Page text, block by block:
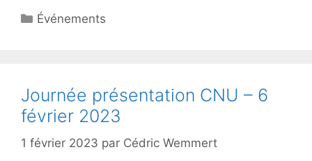
Catégories
Événements
Journée présentation CNU – 6
février 2023
1 février 2023 par Cédric Wemmert